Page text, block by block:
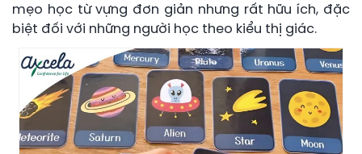
mẹo học từ vựng đơn giản nhưng rất hữu ích, đặc
biệt đối với những người học theo kiểu thị giác.